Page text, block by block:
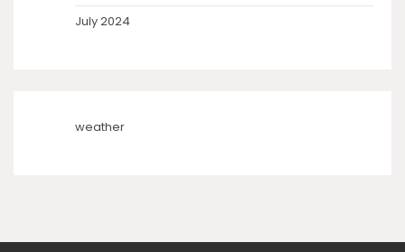
July 2024
weather